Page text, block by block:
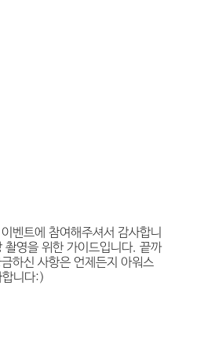
벤트에 참여해주셔서 감사합니
촬영을 위한 가이드입니다. 끝까
하신 사항은 언제든지 아워스
니다:)